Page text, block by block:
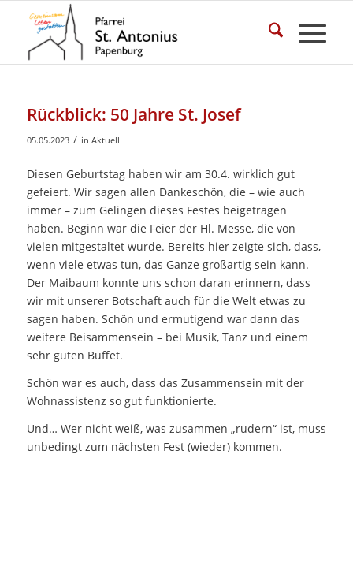
Rückblick: 50 Jahre St. Josef
05.05.2023 / in Aktuell
Diesen Geburtstag haben wir am 30.4. wirklich gut
gefeiert. Wir sagen allen Dankeschön, die – wie auch
immer – zum Gelingen dieses Festes beigetragen
haben. Beginn war die Feier der Hl. Messe, die von
vielen mitgestaltet wurde. Bereits hier zeigte sich, dass,
wenn viele etwas tun, das Ganze großartig sein kann.
Der Maibaum konnte uns schon daran erinnern, dass
wir mit unserer Botschaft auch für die Welt etwas zu
sagen haben. Schön und ermutigend war dann das
weitere Beisammensein – bei Musik, Tanz und einem
sehr guten Buffet.
Schön war es auch, dass das Zusammensein mit der
Wohnassistenz so gut funktionierte.
Und… Wer nicht weiß, was zusammen „rudern“ ist, muss
unbedingt zum nächsten Fest (wieder) kommen.